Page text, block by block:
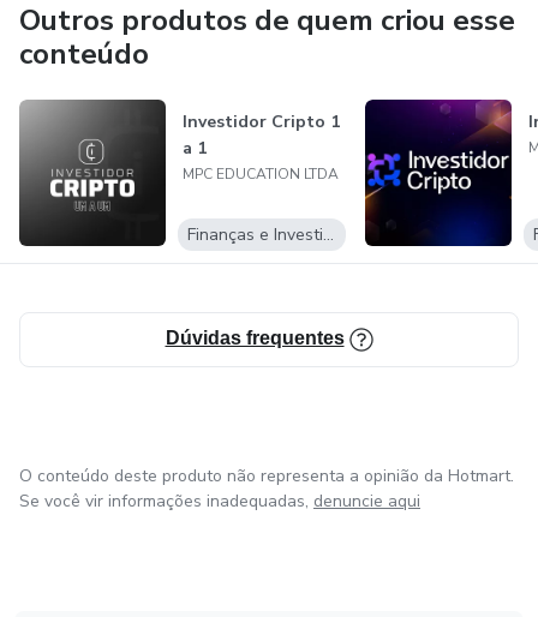
Outros produtos de quem criou esse
conteúdo
Investidor Cripto 1
a 1
MPC EDUCATION LTDA
Finanças e Investimentos
Dúvidas frequentes
O conteúdo deste produto não representa a opinião da Hotmart.
Se você vir informações inadequadas, denuncie aqui